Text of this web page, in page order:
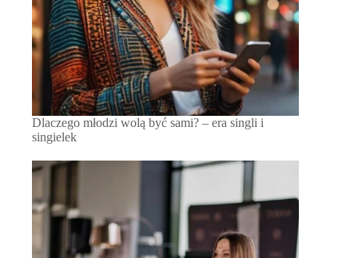
Dlaczego młodzi wolą być sami? – era singli i
singielek